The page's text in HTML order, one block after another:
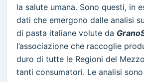
la salute umana. Sono questi, in
dati che emergono dalle analisi
di pasta italiane volute da
l’associazione che raccoglie
duro di tutte le Regioni del
tanti consumatori. Le analisi